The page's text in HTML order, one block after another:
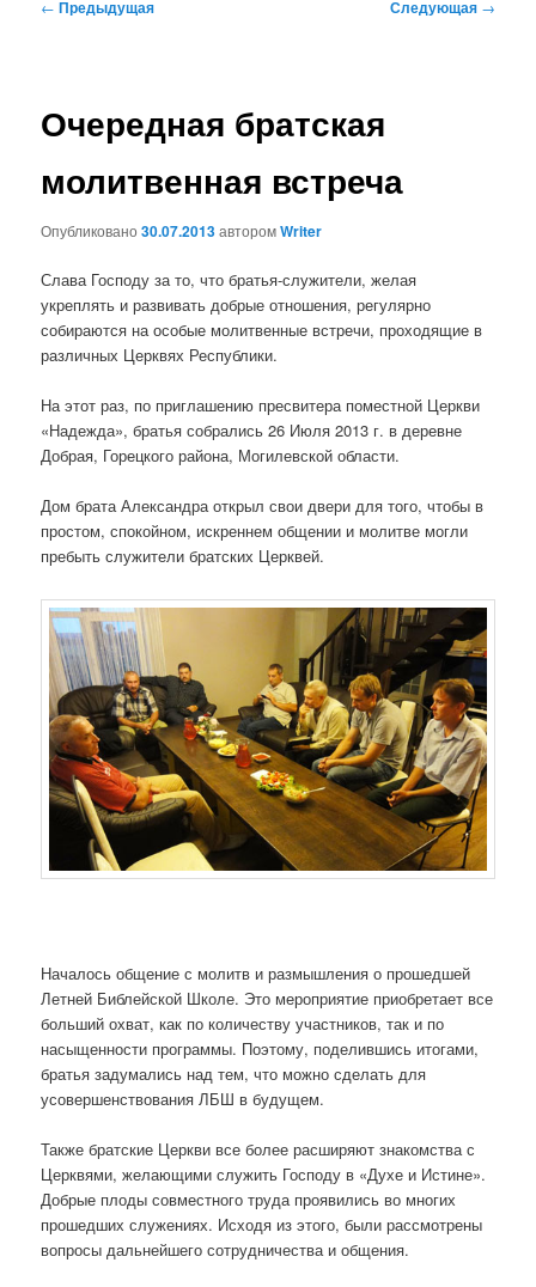
← Предыдущая Следующая →
Очередная братская
молитвенная встреча
Опубликовано30.07.2013авторомWriter
Слава Господу за то, что братья-служители, желая
укреплять и развивать добрые отношения, регулярно
собираются на особые молитвенные встречи, проходящие в
различных Церквях Республики.
На этот раз, по приглашению пресвитера поместной Церкви
«Надежда», братья собрались 26 Июля 2013 г. в деревне
Добрая, Горецкого района, Могилевской области.
Дом брата Александра открыл свои двери для того, чтобы в
простом, спокойном, искреннем общении и молитве могли
пребыть служители братских Церквей.
Началось общение с молитв и размышления о прошедшей
Летней Библейской Школе. Это мероприятие приобретает все
больший охват, как по количеству участников, так и по
насыщенности программы. Поэтому, поделившись итогами,
братья задумались над тем, что можно сделать для
усовершенствования ЛБШ в будущем.
Также братские Церкви все более расширяют знакомства с
Церквями, желающими служить Господу в «Духе и Истине».
Добрые плоды совместного труда проявились во многих
прошедших служениях. Исходя из этого, были рассмотрены
вопросы дальнейшего сотрудничества и общения.